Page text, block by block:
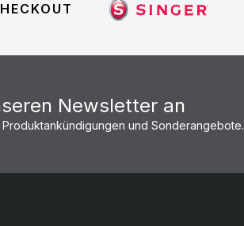
Newsletter an
und Sonderangebote.